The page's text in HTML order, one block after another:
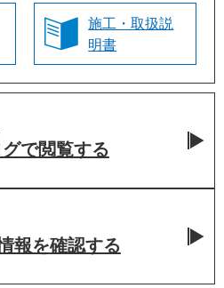
施工・取扱説
明書
で閲覧する
報を確認する